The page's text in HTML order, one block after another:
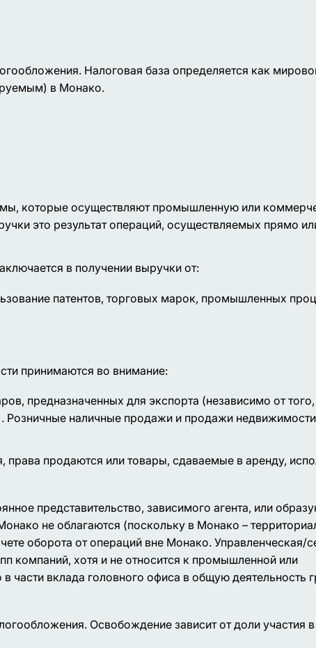
Налоговая база определяется как
в Монако.
которые осуществляют промышленную или
это результат операций, осуществляемых прямо
в получении выручки от:
патентов, торговых марок, промышленных
принимаются во внимание:
предназначенных для экспорта (независимо от того,
Розничные наличные продажи и продажи
права продаются или товары, сдаваемые в аренду,
представительство, зависимого агента, или
не облагаются (поскольку в Монако –
оборота от операций вне Монако. Управленческая/
компаний, хотя и не относится к промышленной или
части вклада головного офиса в общую деятельность
Освобождение зависит от доли участия в